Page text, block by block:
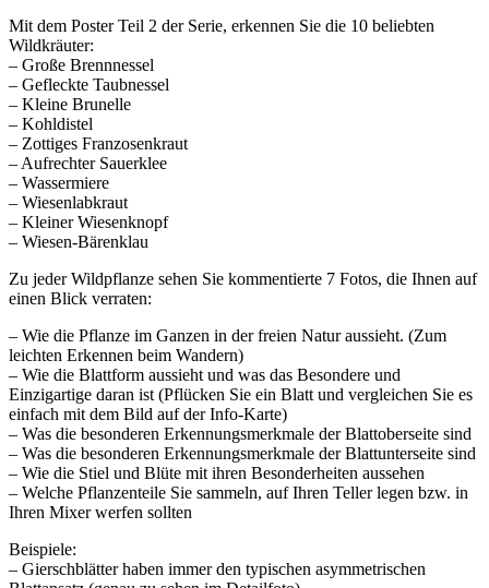
Mit dem Poster Teil 2 der Serie, erkennen Sie die 10 beliebten
Wildkräuter:
– Große Brennnessel
– Gefleckte Taubnessel
– Kleine Brunelle
– Kohldistel
– Zottiges Franzosenkraut
– Aufrechter Sauerklee
– Wassermiere
– Wiesenlabkraut
– Kleiner Wiesenknopf
– Wiesen-Bärenklau
Zu jeder Wildpflanze sehen Sie kommentierte 7 Fotos, die Ihnen auf
einen Blick verraten:
– Wie die Pflanze im Ganzen in der freien Natur aussieht. (Zum
leichten Erkennen beim Wandern)
– Wie die Blattform aussieht und was das Besondere und
Einzigartige daran ist (Pflücken Sie ein Blatt und vergleichen Sie es
einfach mit dem Bild auf der Info-Karte)
– Was die besonderen Erkennungsmerkmale der Blattoberseite sind
– Was die besonderen Erkennungsmerkmale der Blattunterseite sind
– Wie die Stiel und Blüte mit ihren Besonderheiten aussehen
– Welche Pflanzenteile Sie sammeln, auf Ihren Teller legen bzw. in
Ihren Mixer werfen sollten
Beispiele:
– Gierschblätter haben immer den typischen asymmetrischen